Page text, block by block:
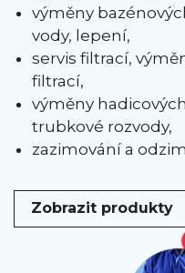
výměny
vody, lepení,
servis filtrací,
filtrací,
výměny
trubkové rozvody,
zazimování a
Zobrazit produkty